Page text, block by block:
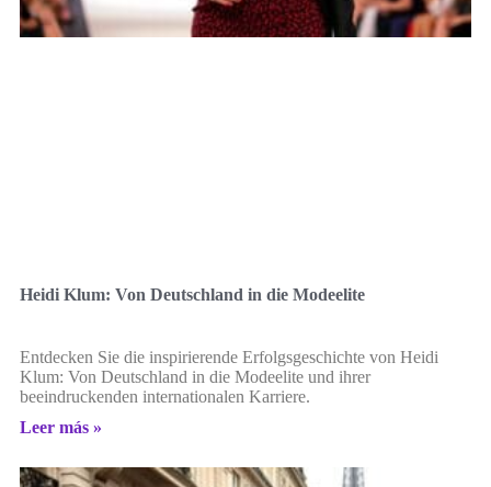
Heidi Klum: Von Deutschland in die Modeelite
Entdecken Sie die inspirierende Erfolgsgeschichte von Heidi
Klum: Von Deutschland in die Modeelite und ihrer
beeindruckenden internationalen Karriere.
Leer más »